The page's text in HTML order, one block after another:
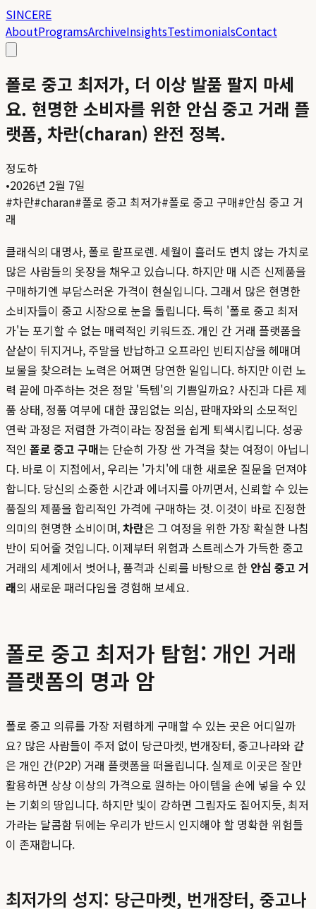
SINCERE
AboutProgramsArchiveInsightsTestimonialsContact
폴로 중고 최저가, 더 이상 발품 팔지 마세
요. 현명한 소비자를 위한 안심 중고 거래 플
랫폼, 차란(charan) 완전 정복.
정도하
•2026년 2월 7일
#차란#charan#폴로 중고 최저가#폴로 중고 구매#안심 중고 거
래
클래식의 대명사, 폴로 랄프로렌. 세월이 흘러도 변치 않는 가치로
많은 사람들의 옷장을 채우고 있습니다. 하지만 매 시즌 신제품을
구매하기엔 부담스러운 가격이 현실입니다. 그래서 많은 현명한
소비자들이 중고 시장으로 눈을 돌립니다. 특히 '폴로 중고 최저
가'는 포기할 수 없는 매력적인 키워드죠. 개인 간 거래 플랫폼을
샅샅이 뒤지거나, 주말을 반납하고 오프라인 빈티지샵을 헤매며
보물을 찾으려는 노력은 어쩌면 당연한 일입니다. 하지만 이런 노
력 끝에 마주하는 것은 정말 '득템'의 기쁨일까요? 사진과 다른 제
품 상태, 정품 여부에 대한 끊임없는 의심, 판매자와의 소모적인
연락 과정은 저렴한 가격이라는 장점을 쉽게 퇴색시킵니다. 성공
적인 폴로 중고 구매는 단순히 가장 싼 가격을 찾는 여정이 아닙니
다. 바로 이 지점에서, 우리는 '가치'에 대한 새로운 질문을 던져야
합니다. 당신의 소중한 시간과 에너지를 아끼면서, 신뢰할 수 있는
품질의 제품을 합리적인 가격에 구매하는 것. 이것이 바로 진정한
의미의 현명한 소비이며,차란은 그 여정을 위한 가장 확실한 나침
반이 되어줄 것입니다. 이제부터 위험과 스트레스가 가득한 중고
거래의 세계에서 벗어나, 품격과 신뢰를 바탕으로 한 안심 중고 거
래의 새로운 패러다임을 경험해 보세요.
폴로 중고 최저가 탐험: 개인 거래
플랫폼의 명과 암
폴로 중고 의류를 가장 저렴하게 구매할 수 있는 곳은 어디일까
요? 많은 사람들이 주저 없이 당근마켓, 번개장터, 중고나라와 같
은 개인 간(P2P) 거래 플랫폼을 떠올립니다. 실제로 이곳은 잘만
활용하면 상상 이상의 가격으로 원하는 아이템을 손에 넣을 수 있
는 기회의 땅입니다. 하지만 빛이 강하면 그림자도 짙어지듯, 최저
가라는 달콤함 뒤에는 우리가 반드시 인지해야 할 명확한 위험들
이 존재합니다.
최저가의 성지: 당근마켓, 번개장터, 중고나